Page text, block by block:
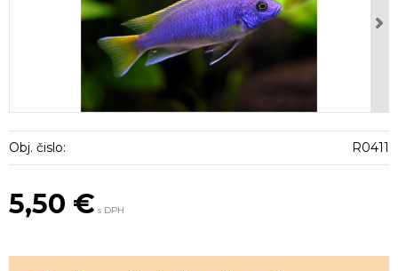
Obj. čislo: R0411
5,50 € s DPH